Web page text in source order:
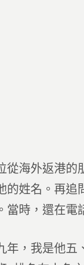
海外返港
姓名。再
時，還在
，我是他